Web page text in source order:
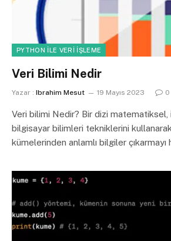
PYTHON ILE VERI İŞLEME
Veri Bilimi Nedir
Yazar : Ibrahim Mesut 19 Mayıs 2023 0
Veri bilimi Nedir? Bir dizi
bilgisayar bilimleri tekniklerini
kümelerinden anlamlı bilgiler